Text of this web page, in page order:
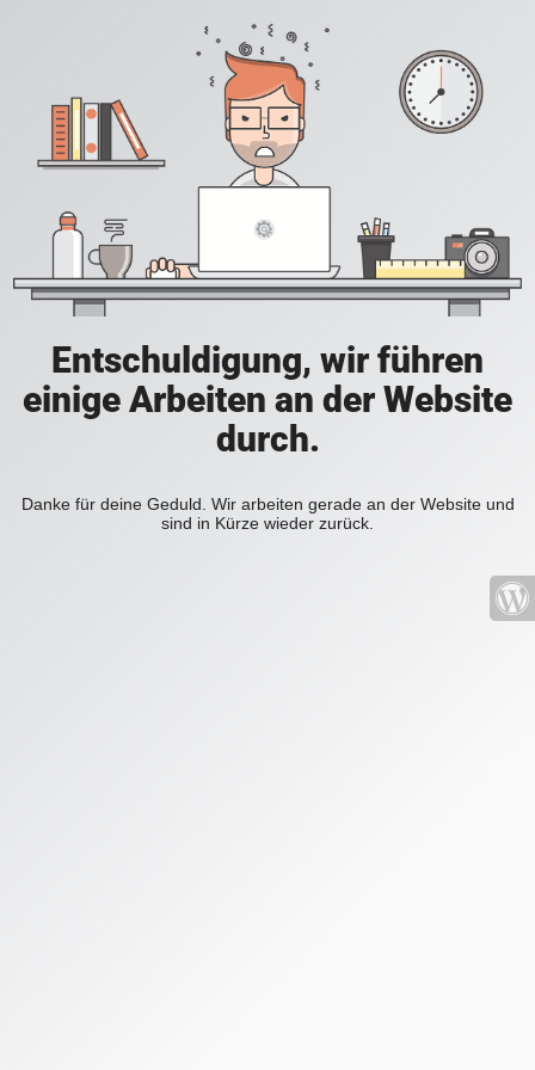
Entschuldigung, wir führen
einige Arbeiten an der Website
durch.
Danke für deine Geduld. Wir arbeiten gerade an der Website und
sind in Kürze wieder zurück.